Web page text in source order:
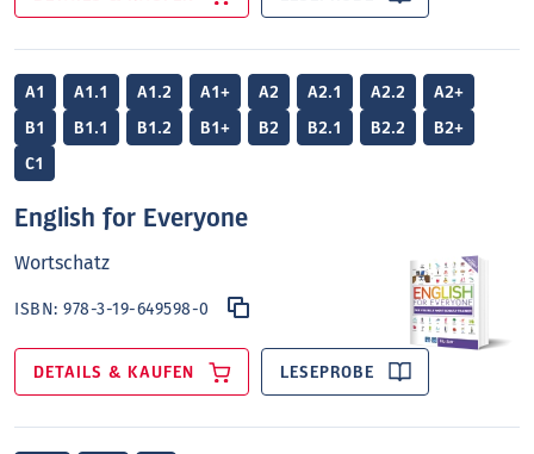
A1 A1.1 A1.2 A1+ A2 A2.1 A2.2 A2+
B1 B1.1 B1.2 B1+ B2 B2.1 B2.2 B2+
C1
English for Everyone
Wortschatz
ISBN:978-3-19-649598-0
DETAILS & KAUFEN LESEPROBE